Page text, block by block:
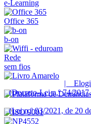
e-Learning
Office 365
b-on
Rede
sem fios
|
(Decreto-Lei n.º 74/
(Lei n.º 93/2021, de 20